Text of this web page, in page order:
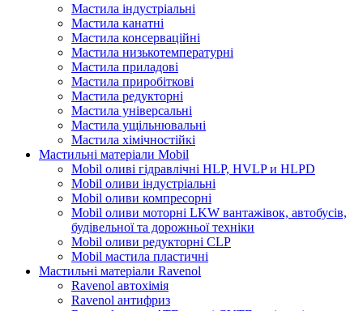
Мастила індустріальні
Мастила канатні
Мастила консерваційні
Мастила низькотемпературні
Мастила приладові
Мастила приробіткові
Мастила редукторні
Мастила універсальні
Мастила ущільнювальні
Мастила хімічностійкі
Мастильні матеріали Mobil
Mobil оливі гідравлічні HLP, HVLP и HLPD
Mobil оливи індустріальні
Mobil оливи компресорні
Mobil оливи моторні LKW вантажівок, автобусів,
будівельної та дорожньої техніки
Mobil оливи редукторні CLP
Mobil мастила пластичні
Мастильні матеріали Ravenol
Ravenol автохімія
Ravenol антифриз